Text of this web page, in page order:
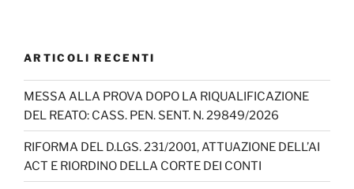
ARTICOLI RECENTI
MESSA ALLA PROVA DOPO LA RIQUALIFICAZIONE
DEL REATO: CASS. PEN. SENT. N. 29849/2026
RIFORMA DEL D.LGS. 231/2001, ATTUAZIONE DELL’AI
ACT E RIORDINO DELLA CORTE DEI CONTI